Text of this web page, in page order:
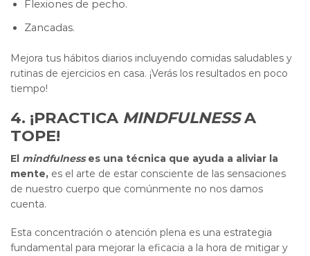
Flexiones de pecho.
Zancadas.
Mejora tus hábitos diarios incluyendo comidas saludables y
rutinas de ejercicios en casa. ¡Verás los resultados en poco
tiempo!
4. ¡PRACTICA MINDFULNESSA
TOPE!
El mindfulnesses una técnica que ayuda a aliviar la
mente, es el arte de estar consciente de las sensaciones
de nuestro cuerpo que comúnmente no nos damos
cuenta.
Esta concentración o atención plena es una estrategia
fundamental para mejorar la eficacia a la hora de mitigar y